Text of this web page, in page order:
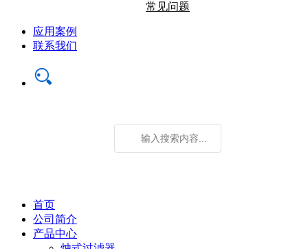
常见问题
应用案例
联系我们
首页
公司简介
产品中心